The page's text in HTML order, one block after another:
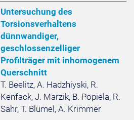
Untersuchung des
Torsionsverhaltens
dünnwandiger,
geschlossenzelliger
Profilträger mit inhomogenem
Querschnitt
T. Beelitz, A. Hadzhiyski, R.
Kenfack, J. Marzik, B. Popiela, R.
Sahr, T. Blümel, A. Krimmer